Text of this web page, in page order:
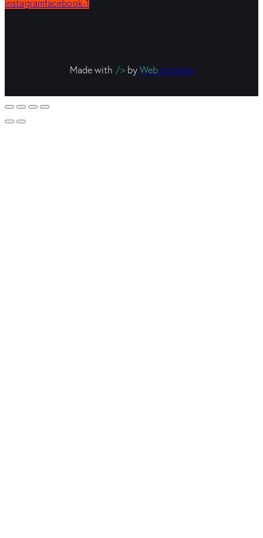
instagramfacebook-1
Made with />byWebscriptum